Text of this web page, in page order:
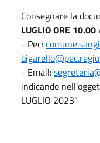
Consegnare la
LUGLIO ORE 10.00
- Pec:
- Email:
indicando
LUGLIO 2023”